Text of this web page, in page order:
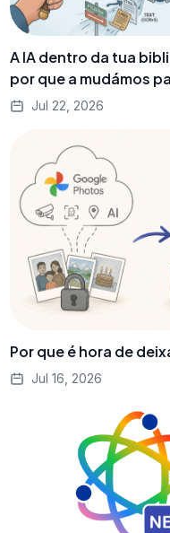
A IA dentro da tua
por que a mudámos
próprias GPUs
Jul 22, 2026
Por que é hora de
Jul 16, 2026